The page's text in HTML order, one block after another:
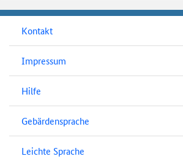
Kontakt
Impressum
Hilfe
Gebärdensprache
Leichte Sprache